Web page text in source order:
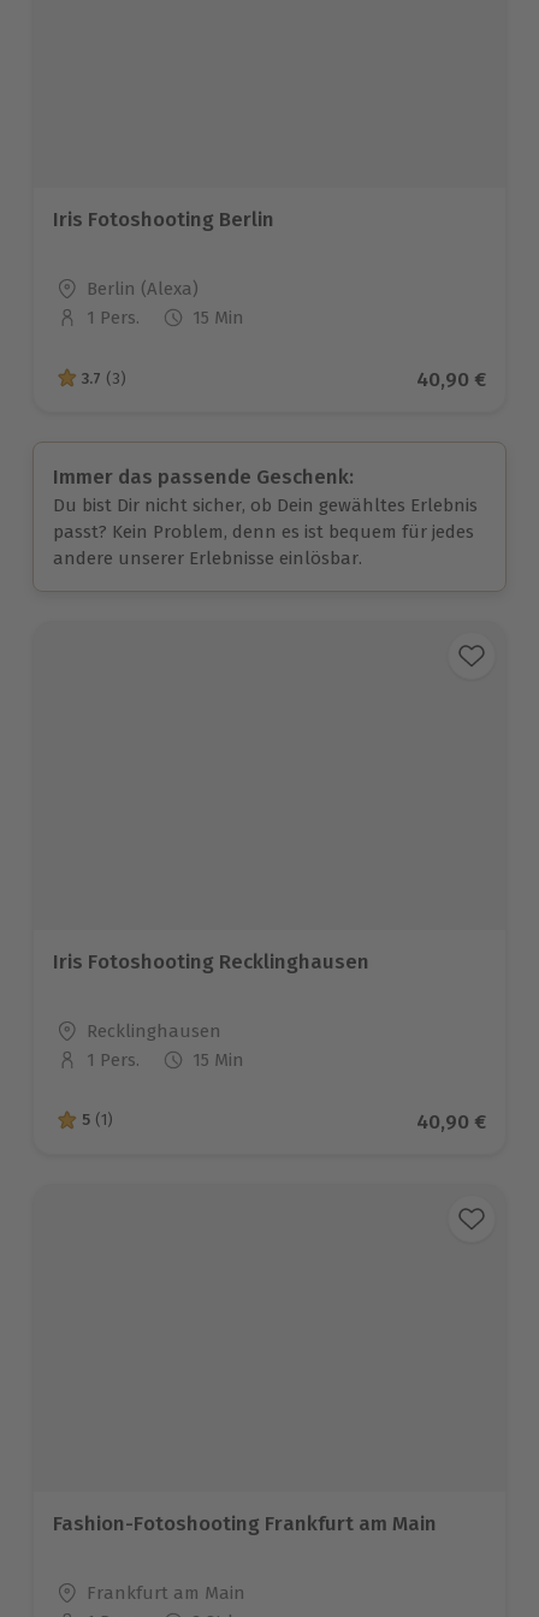
Iris Fotoshooting Berlin
Standort
Berlin (Alexa)
Anzahl der Teilnehmer
1 Pers. 15 Min
3.7 von 5 Sternen basierend auf 3 Bewertungen
3.7 (3) Aktueller
40,90 €
Immer das passende Geschenk:
Du bist Dir nicht sicher, ob Dein gewähltes Erlebnis
passt? Kein Problem, denn es ist bequem für jedes
andere unserer Erlebnisse einlösbar.
Iris Fotoshooting Recklinghausen
Standort
Recklinghausen
Anzahl der Teilnehmer
1 Pers. 15 Min
5 von 5 Sternen basierend auf 1 Bewertungen
5 (1) Aktueller
40,90 €
Fashion-Fotoshooting Frankfurt am Main
Standort
Frankfurt am Main